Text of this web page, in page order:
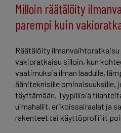
Milloin räätälöity
parempi kuin
Räätälöity ilmanvaihtoratkaisu
vakioratkaisu silloin, kun
vaatimuksia ilman laadulle,
ääniteknisille ominaisuuksille,
täyttämään. Tyypillisiä
uimahallit, erikoissairaalat ja
rakenteet tai käyttöprofiilit